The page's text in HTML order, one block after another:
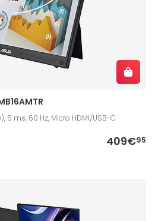
5 ms, 60 Hz, Micro HDMI/USB-C
409€95